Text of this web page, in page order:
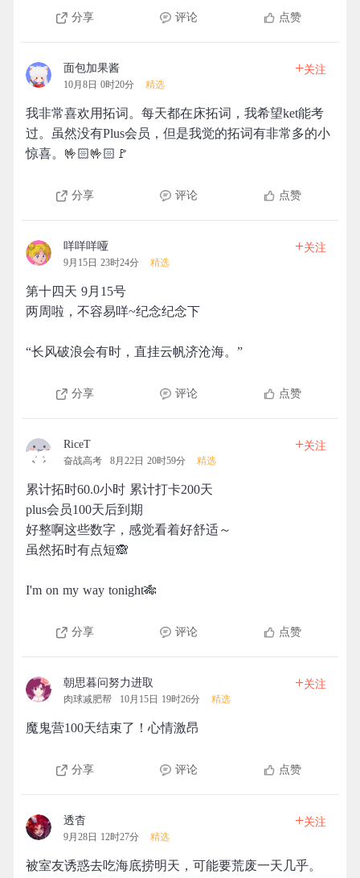
分享 评论 点赞
面包加果酱
10月8日 0时20分 精选
+关注
我非常喜欢用拓词。每天都在床拓词，我希望ket能考
过。虽然没有Plus会员，但是我觉的拓词有非常多的小
惊喜。🤟🏻🤟🏻🚩
分享 评论 点赞
咩咩咩哑
9月15日 23时24分 精选
+关注
第十四天 9月15号
两周啦，不容易咩~纪念纪念下
“长风破浪会有时，直挂云帆济沧海。”
分享 评论 点赞
RiceT
奋战高考 8月22日 20时59分 精选
+关注
累计拓时60.0小时 累计打卡200天
plus会员100天后到期
好整啊这些数字，感觉看着好舒适～
虽然拓时有点短🙈
I'm on my way tonight🎋
分享 评论 点赞
朝思暮问努力进取
肉球减肥帮 10月15日 19时26分 精选
+关注
魔鬼营100天结束了！心情激昂
分享 评论 点赞
透杳
9月28日 12时27分 精选
+关注
被室友诱惑去吃海底捞明天，可能要荒废一天几乎。